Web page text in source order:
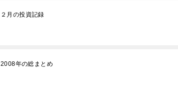
２月の投資記録
2008年の総まとめ